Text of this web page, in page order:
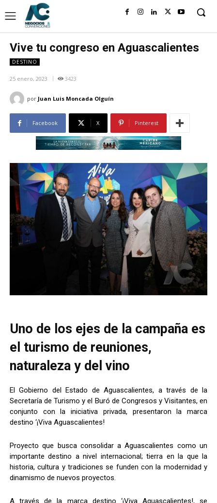
Vive tu congreso en Aguascalientes
DESTINO
25 enero, 2023 3423
por Juan Luis Moncada Olguín
Facebook X Pinterest
Uno de los ejes de la campaña es
el turismo de reuniones,
naturaleza y del vino
El Gobierno del Estado de Aguascalientes, a través de la
Secretaría de Turismo y el Buró de Congresos y Visitantes, en
conjunto con la iniciativa privada, presentaron la marca
destino ‘¡Viva Aguascalientes!
Proyecto que busca consolidar a Aguascalientes como un
importante destino a nivel internacional; tierra en la que la
historia, cultura y tradiciones se funden con la modernidad y
dinamismo de nuevos proyectos.
A través de la marca destino ‘¡Viva Aguascalientes!, se